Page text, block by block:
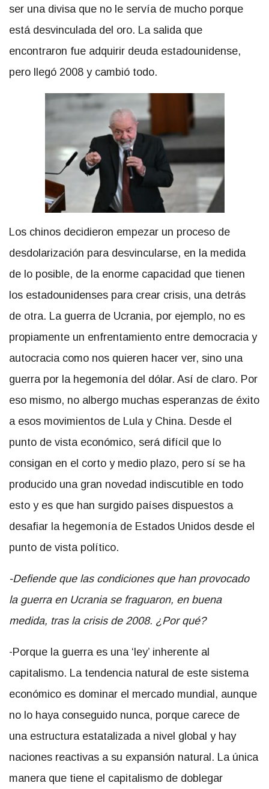
ser una divisa que no le servía de mucho porque
está desvinculada del oro. La salida que
encontraron fue adquirir deuda estadounidense,
pero llegó 2008 y cambió todo.
Los chinos decidieron empezar un proceso de
desdolarización para desvincularse, en la medida
de lo posible, de la enorme capacidad que tienen
los estadounidenses para crear crisis, una detrás
de otra. La guerra de Ucrania, por ejemplo, no es
propiamente un enfrentamiento entre democracia y
autocracia como nos quieren hacer ver, sino una
guerra por la hegemonía del dólar. Así de claro. Por
eso mismo, no albergo muchas esperanzas de éxito
a esos movimientos de Lula y China. Desde el
punto de vista económico, será difícil que lo
consigan en el corto y medio plazo, pero sí se ha
producido una gran novedad indiscutible en todo
esto y es que han surgido países dispuestos a
desafiar la hegemonía de Estados Unidos desde el
punto de vista político.
-Defiende que las condiciones que han provocado
la guerra en Ucrania se fraguaron, en buena
medida, tras la crisis de 2008. ¿Por qué?
-Porque la guerra es una ‘ley’ inherente al
capitalismo. La tendencia natural de este sistema
económico es dominar el mercado mundial, aunque
no lo haya conseguido nunca, porque carece de
una estructura estatalizada a nivel global y hay
naciones reactivas a su expansión natural. La única
manera que tiene el capitalismo de doblegar